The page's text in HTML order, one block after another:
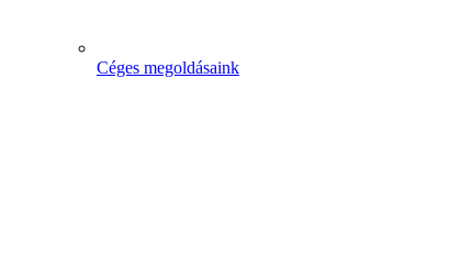
Céges megoldásaink